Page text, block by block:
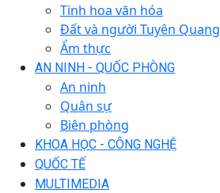
Tinh hoa văn hóa
Đất và người Tuyên Quang
Ẩm thực
AN NINH - QUỐC PHÒNG
An ninh
Quân sự
Biên phòng
KHOA HỌC - CÔNG NGHỆ
QUỐC TẾ
MULTIMEDIA